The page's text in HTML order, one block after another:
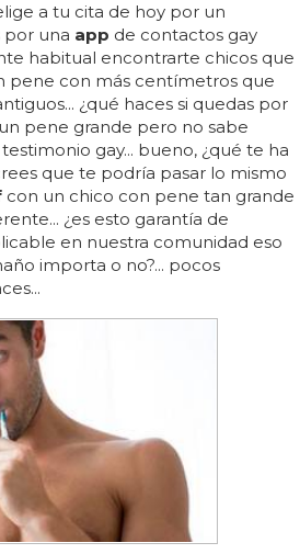
a tu cita de hoy por un
por una app de contactos gay
habitual encontrarte chicos que
pene con más centímetros que
¿qué haces si quedas por
pene grande pero no sabe
gay... bueno, ¿qué te ha
que te podría pasar lo mismo
con un chico con pene tan grande
¿es esto garantía de
en nuestra comunidad eso
importa o no?... pocos